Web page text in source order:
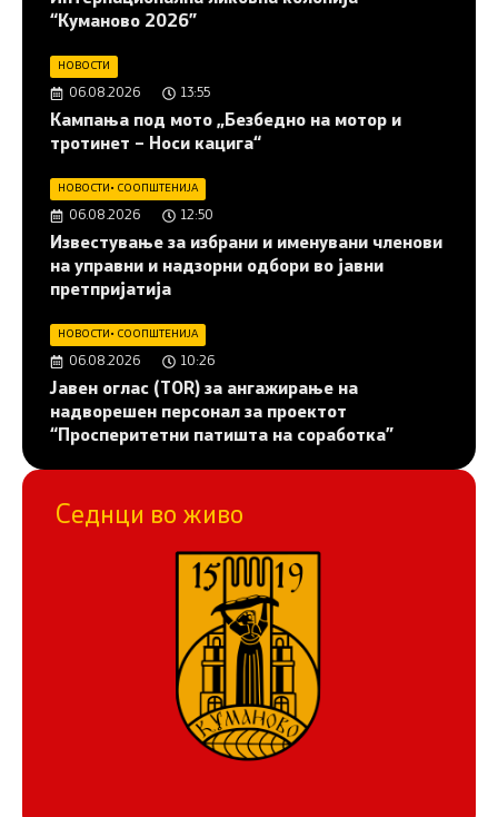
“Куманово 2026”
НОВОСТИ
06.08.2026 13:55
Кампања под мото „Безбедно на мотор и
тротинет – Носи кацига“
НОВОСТИ • СООПШТЕНИЈА
06.08.2026 12:50
Известување за избрани и именувани членови
на управни и надзорни одбори во јавни
претпријатија
НОВОСТИ • СООПШТЕНИЈА
06.08.2026 10:26
Јавен оглас (ТОR) за ангажирање на
надворешен персонал за проектот
“Просперитетни патишта на соработка”
Седнци во живо